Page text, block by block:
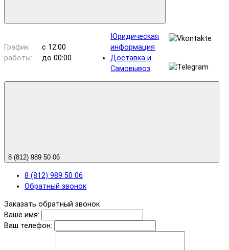
График
работы:
с 12:00
до 00:00
Юридическая
информация
Доставка и
Самовывоз
8 (812) 989 50 06
8 (812) 989 50 06
Обратный звонок
Заказать обратный звонок
Ваше имя:
Ваш телефон: